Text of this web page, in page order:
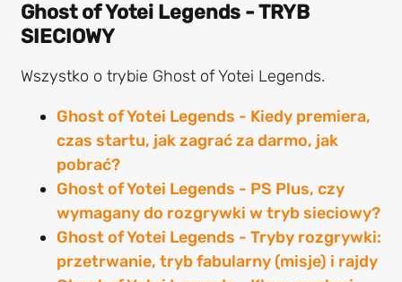
Ghost of Yotei Legends - TRYB
SIECIOWY
Wszystko o trybie Ghost of Yotei Legends.
Ghost of Yotei Legends - Kiedy premiera,
czas startu, jak zagrać za darmo, jak
pobrać?
Ghost of Yotei Legends - PS Plus, czy
wymagany do rozgrywki w tryb sieciowy?
Ghost of Yotei Legends - Tryby rozgrywki:
przetrwanie, tryb fabularny (misje) i rajdy